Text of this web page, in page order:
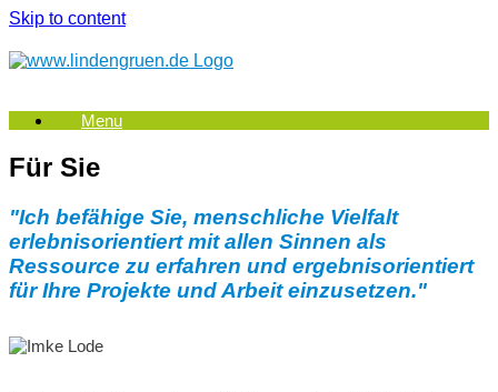
Skip to content
Menu
Für Sie
"Ich befähige Sie, menschliche Vielfalt
erlebnisorientiert mit allen Sinnen als
Ressource zu erfahren und ergebnisorientiert
für Ihre Projekte und Arbeit einzusetzen."